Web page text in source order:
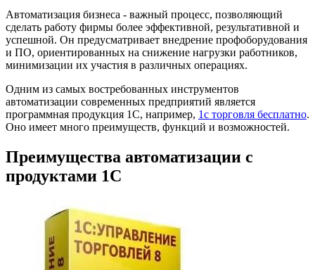
Автоматизация бизнеса - важный процесс, позволяющий
сделать работу фирмы более эффективной, результативной и
успешной. Он предусматривает внедрение профоборудования
и ПО, ориентированных на снижение нагрузки работников,
минимизации их участия в различных операциях.
Одним из самых востребованных инструментов
автоматизации современных предприятий является
программная продукция 1С, например, 1с торговля бесплатно.
Оно имеет много преимуществ, функций и возможностей.
Преимущества автоматизации с
продуктами 1С